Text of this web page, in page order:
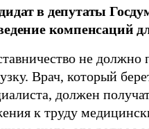
в депутаты
компенсаций
не
Врач, который
должен
к труду